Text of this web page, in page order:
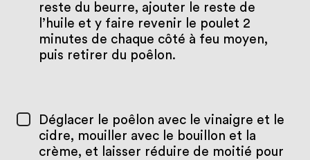
reste du beurre, ajouter le reste de
l’huile et y faire revenir le poulet 2
minutes de chaque côté à feu moyen,
puis retirer du poêlon.
Déglacer le poêlon avec le vinaigre et le
cidre, mouiller avec le bouillon et la
crème, et laisser réduire de moitié pour